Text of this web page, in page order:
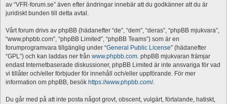
av “VFR-forum.se” även efter ändringar innebär att du godkänner att du är
juridiskt bunden till detta avtal.
Vårt forum drivs av phpBB (hädanefter “de”, “dem”, “deras”, “phpBB mjukvara”,
“www.phpbb.com”, “phpBB Limited”, “phpBB Teams”) som är en
forumprogramvara tillgänglig under “General Public License” (hädanefter
“GPL”) och kan laddas ner från www.phpbb.com. phpBB mjukvaran främjar
endast Internetbaserade diskussioner, phpBB Limited är inte ansvariga för vad
vi tillåter och/eller förbjuder för innehåll och/eller uppförande. För mer
information om phpBB, besök https://www.phpbb.com/.
Du går med på att inte posta något grovt, obscent, vulgärt, förtalande, hatiskt,